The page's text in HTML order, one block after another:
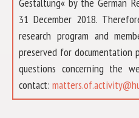
31 December 2018.
research program and
preserved for documentation
questions concerning the
contact:
ÜBER UNS